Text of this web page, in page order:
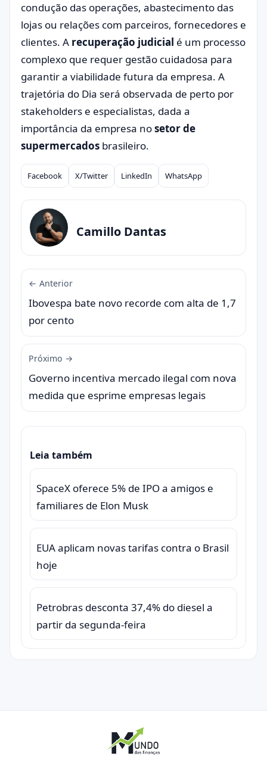
condução das operações, abastecimento das
lojas ou relações com parceiros, fornecedores e
clientes. A recuperação judicial é um processo
complexo que requer gestão cuidadosa para
garantir a viabilidade futura da empresa. A
trajetória do Dia será observada de perto por
stakeholders e especialistas, dada a
importância da empresa nosetor de
supermercados brasileiro.
Compartilhar
Facebook X/Twitter LinkedIn WhatsApp
Camillo Dantas
← Anterior
Ibovespa bate novo recorde com alta de 1,7
por cento
Próximo →
Governo incentiva mercado ilegal com nova
medida que esprime empresas legais
Leia também
SpaceX oferece 5% de IPO a amigos e
familiares de Elon Musk
EUA aplicam novas tarifas contra o Brasil
hoje
Petrobras desconta 37,4% do diesel a
partir da segunda-feira